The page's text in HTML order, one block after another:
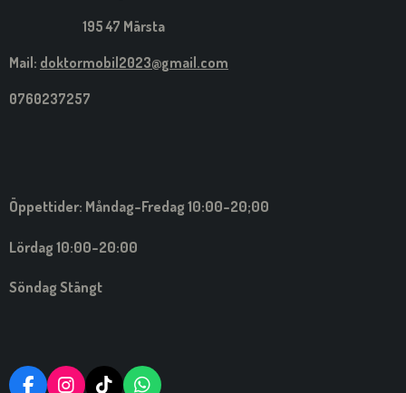
195 47 Märsta
Mail: doktormobil2023@gmail.com
0760237257
Öppettider: Måndag-Fredag 10:00-20;00
Lördag 10:00-20:00
Söndag Stängt